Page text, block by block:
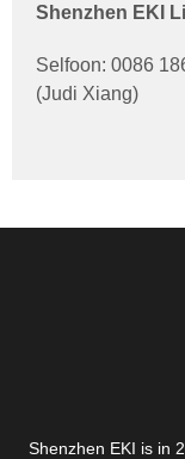
Shenzhen EKI
Selfoon: 0086
(Judi Xiang)
Shenzhen EKI is in